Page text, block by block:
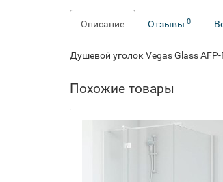
Описание Отзывы 0
Душевой уголок Vegas Glass
Похожие товары